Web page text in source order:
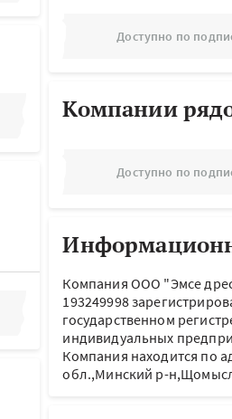
Доступно по
Компании
Доступно по
Компания ООО "Эмсе
193249998
государственном
индивидуальных
Компания находится по
обл.,Минский р-